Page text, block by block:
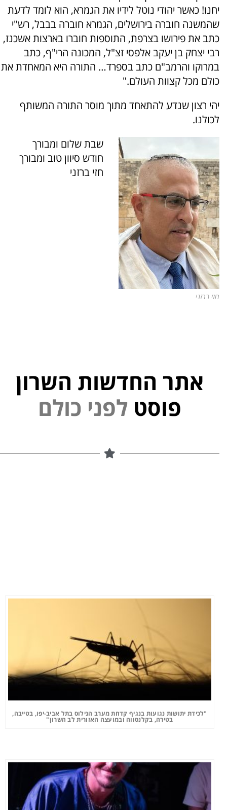
יחנו! כאשר יהודי נוטל לידיו את הגמרא, הוא לומד לדעת
שהמשנה חוברה בירושלים, הגמרא חוברה בבבל, רש"י
כתב את פירושו בצרפת, התוספות חוברו בארצות אשכנז,
רבי יצחק בן יעקב אלפסי זצ"ל, המכונה הרי"ף, כתב
במרוקו והרמב"ם כתב בספרד… התורה היא המאחדת את
כולם מכל קצוות העולם."
יהי רצון שנדע להתאחד מתוך מוסר התורה המשותף
לכולנו.
חזי ברזני
שבת שלום ומבורך
חודש סיוון טוב ומבורך
חזי ברזני
אתר החדשות השרון
פוסט
"לכידת יתושות נגועות בנגיף קדחת מערב הנילוס בתל אביב-יפו, בטייבה,
בטירה, בקלנסווה ובמועצה האזורית לב השרון"